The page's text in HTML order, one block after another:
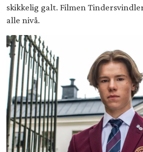
skikkelig galt. Filmen
alle nivå.